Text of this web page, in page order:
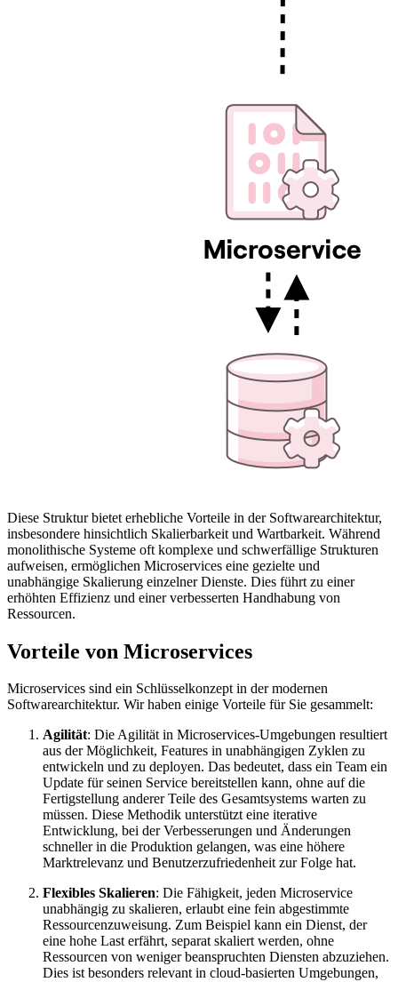
Diese Struktur bietet erhebliche Vorteile in der Softwarearchitektur,
insbesondere hinsichtlich Skalierbarkeit und Wartbarkeit. Während
monolithische Systeme oft komplexe und schwerfällige Strukturen
aufweisen, ermöglichen Microservices eine gezielte und
unabhängige Skalierung einzelner Dienste. Dies führt zu einer
erhöhten Effizienz und einer verbesserten Handhabung von
Ressourcen.
Vorteile von Microservices
Microservices sind ein Schlüsselkonzept in der modernen
Softwarearchitektur. Wir haben einige Vorteile für Sie gesammelt:
Agilität: Die Agilität in Microservices-Umgebungen resultiert
aus der Möglichkeit, Features in unabhängigen Zyklen zu
entwickeln und zu deployen. Das bedeutet, dass ein Team ein
Update für seinen Service bereitstellen kann, ohne auf die
Fertigstellung anderer Teile des Gesamtsystems warten zu
müssen. Diese Methodik unterstützt eine iterative
Entwicklung, bei der Verbesserungen und Änderungen
schneller in die Produktion gelangen, was eine höhere
Marktrelevanz und Benutzerzufriedenheit zur Folge hat.
Flexibles Skalieren: Die Fähigkeit, jeden Microservice
unabhängig zu skalieren, erlaubt eine fein abgestimmte
Ressourcenzuweisung. Zum Beispiel kann ein Dienst, der
eine hohe Last erfährt, separat skaliert werden, ohne
Ressourcen von weniger beanspruchten Diensten abzuziehen.
Dies ist besonders relevant in cloud-basierten Umgebungen,